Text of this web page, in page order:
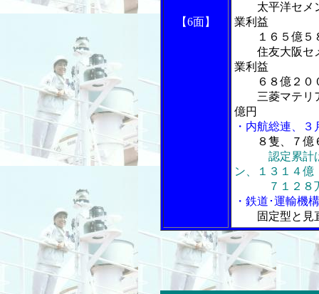
【6面】
太平洋セメ
業利益
１６５億５
住友大阪セメ
業利益
６８億２０
三菱マテリア
億円
・内航総連、
８隻、７億
認定累計
ン、１３１４億
７１２８
・鉄道･運輸機
固定型と見